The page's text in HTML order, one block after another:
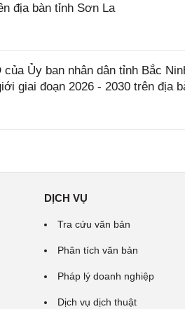
địa bàn tỉnh Sơn La
của Ủy ban nhân dân tỉnh Bắc
giai đoạn 2026 - 2030 trên địa
DỊCH VỤ
Tra cứu văn bản
Phân tích văn bản
Pháp lý doanh nghiệp
Dịch vụ dịch thuật